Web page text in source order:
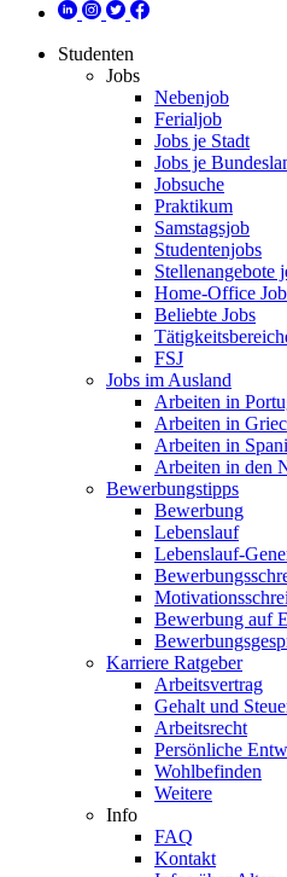
Studenten
Jobs
Nebenjob
Ferialjob
Jobs je Stadt
Jobs je
Jobsuche
Praktikum
Samstagsjob
Studentenjobs
Stellenangebote
Home-Office
Beliebte Jobs
FSJ
Jobs im Ausland
Arbeiten in
Arbeiten in
Arbeiten in
Arbeiten in den
Bewerbungstipps
Bewerbung
Lebenslauf
Lebenslauf-
Bewerbung auf
Karriere Ratgeber
Arbeitsvertrag
Gehalt und
Arbeitsrecht
Persönliche
Wohlbefinden
Weitere
Info
FAQ
Kontakt